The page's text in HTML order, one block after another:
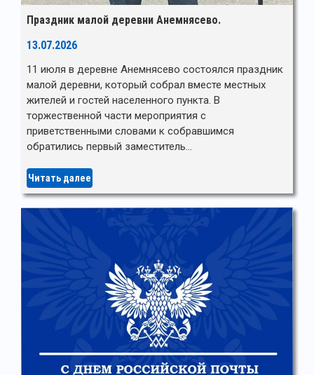
Праздник малой деревни Анемнясево.
13.07.2026
11 июля в деревне Анемнясево состоялся праздник
малой деревни, который собрал вместе местных
жителей и гостей населенного пункта. В
торжественной части мероприятия с
приветственными словами к собравшимся
обратились первый заместитель…
Читать далее